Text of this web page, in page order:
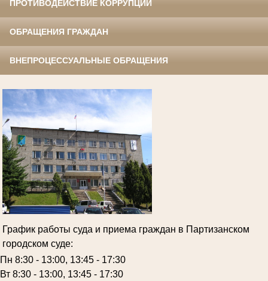
ПРОТИВОДЕЙСТВИЕ КОРРУПЦИИ
ОБРАЩЕНИЯ ГРАЖДАН
ВНЕПРОЦЕССУАЛЬНЫЕ ОБРАЩЕНИЯ
График работы суда и приема граждан в Партизанском
городском суде:
Пн 8:30 - 13:00, 13:45 - 17:30
Вт 8:30 - 13:00, 13:45 - 17:30